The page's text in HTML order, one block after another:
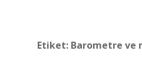
Etiket: Barometre ve